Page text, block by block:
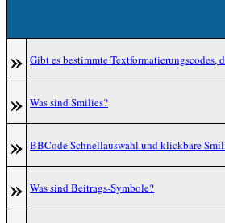
» Gibt es bestimmte
» Was sind Smilies?
» BBCode Schnellauswahl und klickbare
» Was sind Beitrags-Symbole?